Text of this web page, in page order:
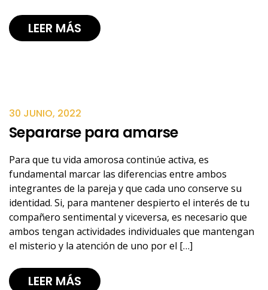
LEER MÁS
30 JUNIO, 2022
Separarse para amarse
Para que tu vida amorosa continúe activa, es
fundamental marcar las diferencias entre ambos
integrantes de la pareja y que cada uno conserve su
identidad. Si, para mantener despierto el interés de tu
compañero sentimental y viceversa, es necesario que
ambos tengan actividades individuales que mantengan
el misterio y la atención de uno por el […]
LEER MÁS